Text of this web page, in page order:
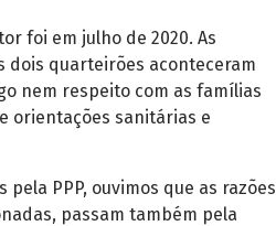
foi em julho de 2020. As
dois quarteirões aconteceram
nem respeito com as famílias
orientações sanitárias e
PPP, ouvimos que as razões
passam também pela